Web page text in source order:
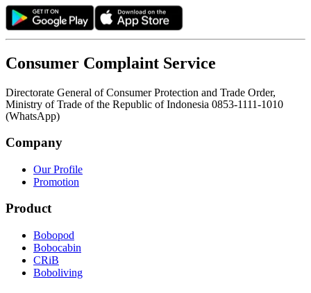
Consumer Complaint Service
Directorate General of Consumer Protection and Trade Order,
Ministry of Trade of the Republic of Indonesia 0853-1111-1010
(WhatsApp)
Company
Our Profile
Promotion
Product
Bobopod
Bobocabin
CRiB
Boboliving